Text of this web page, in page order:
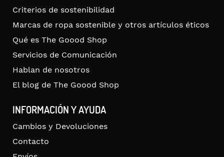
Criterios de sostenibilidad
Marcas de ropa sostenible y otros artículos éticos
Qué es The Goood Shop
Servicios de Comunicación
Hablan de nosotros
El blog de The Goood Shop
INFORMACIÓN Y AYUDA
Cambios y Devoluciones
Contacto